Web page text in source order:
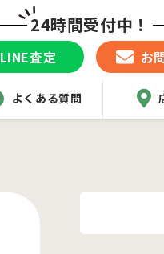
よくある質問
24時間受付中！
LINE査定 お